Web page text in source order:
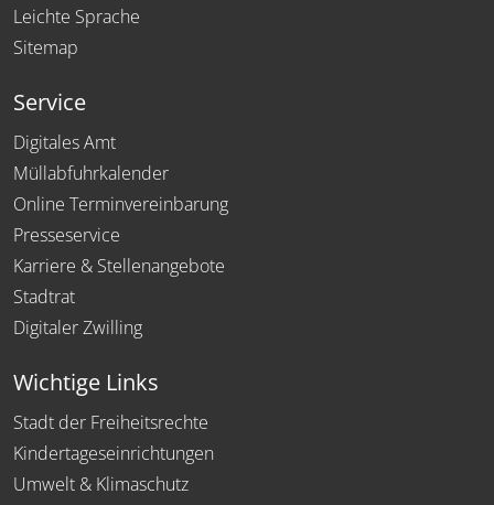
Leichte Sprache
Sitemap
Service
Digitales Amt
Müllabfuhrkalender
Online Terminvereinbarung
Presseservice
Karriere & Stellenangebote
Stadtrat
Digitaler Zwilling
Wichtige Links
Stadt der Freiheitsrechte
Kindertageseinrichtungen
Umwelt & Klimaschutz